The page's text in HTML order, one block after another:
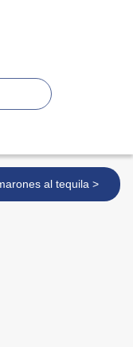
Camarones al tequila >